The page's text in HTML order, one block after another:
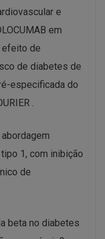
e
em
efeito de
de diabetes de
especificada do
1, com inibição
de
beta no diabetes